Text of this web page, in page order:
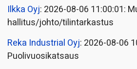
Ilkka Oyj: 2026-08-06 11:00:01:
hallitus/johto/tilintarkastus
Reka Industrial Oyj: 2026-08-06
Puolivuosikatsaus